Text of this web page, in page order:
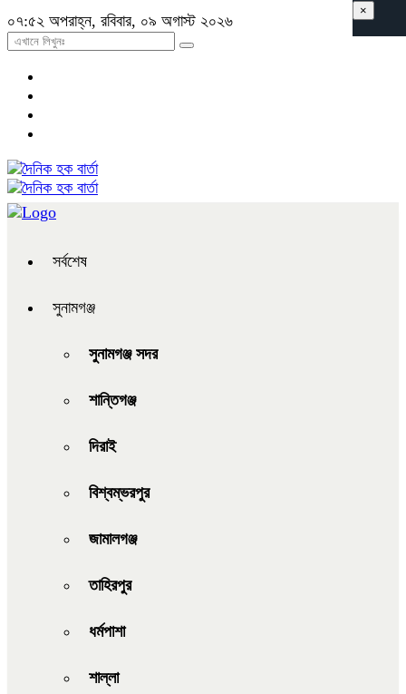
০৭:৫২ অপরাহ্ন, রবিবার, ০৯ অগাস্ট ২০২৬
সর্বশেষ
সুনামগঞ্জ
সুনামগঞ্জ সদর
শান্তিগঞ্জ
দিরাই
বিশ্বম্ভরপুর
জামালগঞ্জ
তাহিরপুর
ধর্মপাশা
শাল্লা
×